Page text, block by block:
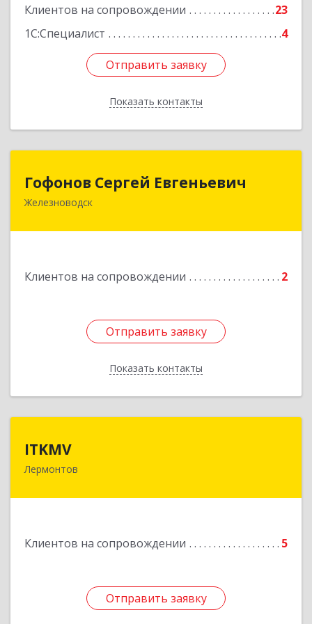
Клиентов на сопровождении
23
1С:Специалист
4
Отправить заявку
Показать контакты
Отправить заявку
Назад
Гофонов Сергей Евгеньевич
Железноводск
Клиентов на сопровождении 2
Отправить заявку
Показать контакты
Гофонов Сергей Евгеньевич
Отправить заявку
Назад
ITKMV
Лермонтов
Клиентов на сопровождении 5
Отправить заявку
Отправить заявку